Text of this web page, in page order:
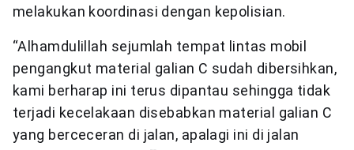
melakukan koordinasi dengan kepolisian.
“Alhamdulillah sejumlah tempat lintas mobil
pengangkut material galian C sudah dibersihkan,
kami berharap ini terus dipantau sehingga tidak
terjadi kecelakaan disebabkan material galian C
yang berceceran di jalan, apalagi ini di jalan